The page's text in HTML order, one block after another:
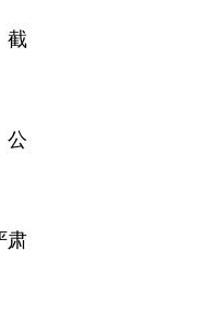
截
公
肃